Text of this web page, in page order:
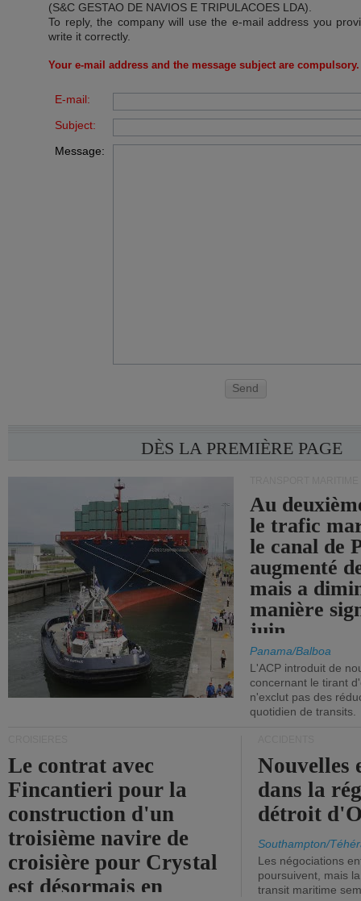
(S&C GESTAO DE NAVIOS E TRIPULACOES LDA)
To reply, the company will use the e-mail address you
write it correctly.
Your e-mail address and the message subject are compulsory.
E-mail:
Subject:
Message:
Send
DÈS LA PREMIÈRE PAGE
Au
le trafic
le canal de
augmenté
mais a
manière
juin.
Panama/Balboa
L'ACP introduit de
concernant le tirant
n'exclut pas des
quotidien de transits.
Le contrat avec
Fincantieri pour la
construction d'un
troisième navire de
croisière pour Crystal
est désormais en
Nouvelles
dans la
détroit
Southampton/
Les négociations
poursuivent, mais
transit maritime